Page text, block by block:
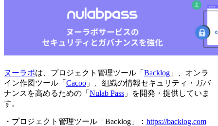
ヌーラボは、プロジェクト管理ツール「 Backlog 」、オンラ
イン作図ツール「 Cacoo 」、組織の情報セキュリティ・ガバ
ナンスを高めるための「 Nulab Pass 」を開発・提供していま
す。
・プロジェクト管理ツール「Backlog」： https://backlog.com